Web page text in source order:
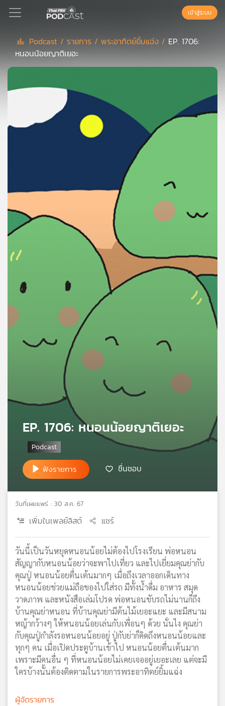
Podcast
เพล
สต์
ลิ
สต์
ของ
คุณ
บทความ
เกี่ยว
เครือ
ไทย
แผนที่
วิทยุ
เครือ
ข่าย
เข้าสู่ระบบ
Podcast / รายการ /พระอาทิตย์ยิ้มแฉ่ง / EP. 1706:
หนอนน้อยญาติเยอะ
EP. 1706: หนอนน้อยญาติเยอะ
ฟังรายการ ชื่นชอบ
วันที่เผยแพร่ : 30 ส.ค. 67
เพิ่มในเพลย์ลิสต์ แชร์
วันนี้เป็นวันหยุดหนอนน้อยไม่ต้องไปโรงเรียน พ่อหนอน
สัญญากับหนอนน้อยว่าจะพาไปเที่ยว และไปเยี่ยมคุณย่ากับ
คุณปู่ หนอนน้อยตื่นเต้นมากๆ เมื่อถึงเวลาออกเดินทาง
หนอนน้อยช่วยแม่ถือของไปใส่รถ มีทั้งน้ำดื่ม อาหาร สมุด
วาดภาพ และหนังสือเล่มโปรด พ่อหนอนขับรถไม่นานก็ถึง
บ้านคุณย่าหนอน ที่บ้านคุณย่ามีต้นไม้เยอะแยะ และมีสนาม
หญ้ากว้างๆ ให้หนอนน้อยเล่นกับเพื่อนๆ ด้วย นั่นไง คุณย่า
กับคุณปู่กำลังรอหนอนน้อยอยู่ ปู่กับย่าก็คิดถึงหนอนน้อยและ
ทุกๆ คน เมื่อเปิดประตูบ้านเข้าไป หนอนน้อยตื่นเต้นมาก
เพราะมีคนอื่น ๆ ที่หนอนน้อยไม่เคยเจออยู่เยอะเลย แต่จะมี
ใครบ้างนั้นต้องติดตามในรายการพระอาทิตย์ยิ้มแฉ่ง
ผู้จัดรายการ